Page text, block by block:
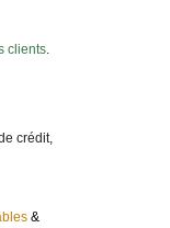
clients.
crédit,
&